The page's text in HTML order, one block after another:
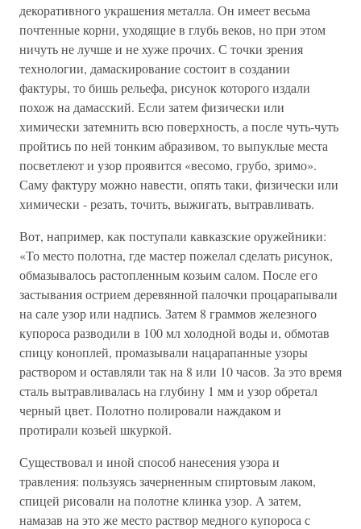
декоративного украшения металла. Он имеет весьма
почтенные корни, уходящие в глубь веков, но при этом
ничуть не лучше и не хуже прочих. С точки зрения
технологии, дамаскирование состоит в создании
фактуры, то бишь рельефа, рисунок которого издали
похож на дамасский. Если затем физически или
химически затемнить всю поверхность, а после чуть-чуть
пройтись по ней тонким абразивом, то выпуклые места
посветлеют и узор проявится «весомо, грубо, зримо».
Саму фактуру можно навести, опять таки, физически или
химически - резать, точить, выжигать, вытравливать.
Вот, например, как поступали кавказские оружейники:
«То место полотна, где мастер пожелал сделать рисунок,
обмазывалось растопленным козьим салом. После его
застывания острием деревянной палочки процарапывали
на сале узор или надпись. Затем 8 граммов железного
купороса разводили в 100 мл холодной воды и, обмотав
спицу коноплей, промазывали нацарапанные узоры
раствором и оставляли так на 8 или 10 часов. За это время
сталь вытравливалась на глубину 1 мм и узор обретал
черный цвет. Полотно полировали наждаком и
протирали козьей шкуркой.
Существовал и иной способ нанесения узора и
травления: пользуясь зачерненным спиртовым лаком,
спицей рисовали на полотне клинка узор. А затем,
намазав на это же место раствор медного купороса с